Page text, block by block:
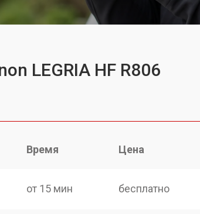
LEGRIA HF R806
Время Цена
от 15 мин бесплатно